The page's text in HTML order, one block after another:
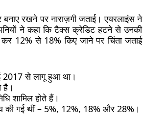
रखने पर नाराज़गी जताई। एयरलाइंस ने
ने कहा कि टैक्स क्रेडिट हटने से उनकी
12% से 18% किए जाने पर चिंता जताई
से लागू हुआ था।
है।
शामिल होते हैं।
गई थीं – 5%, 12%, 18% और 28%।